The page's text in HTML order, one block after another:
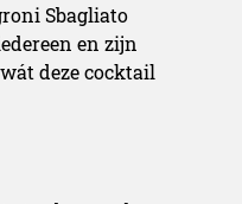
Sbagliato
en zijn
deze cocktail